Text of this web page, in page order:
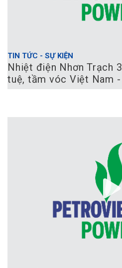
TIN TỨC - SỰ KIỆN
Nhiệt điện Nhơn Trạch
tuệ, tầm vóc Việt Nam